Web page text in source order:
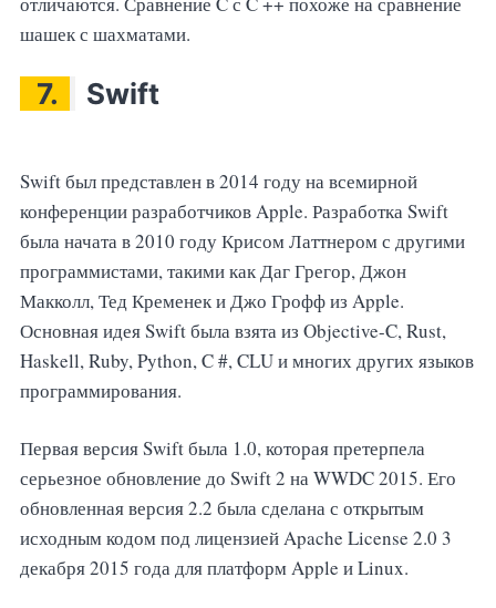
шашек с шахматами.
7. Swift
Swift был представлен в 2014 году на всемирной
конференции разработчиков Apple. Разработка Swift
была начата в 2010 году Крисом Латтнером с другими
программистами, такими как Даг Грегор, Джон
Макколл, Тед Кременек и Джо Грофф из Apple.
Основная идея Swift была взята из Objective-C, Rust,
Haskell, Ruby, Python, C #, CLU и многих других языков
программирования.
Первая версия Swift была 1.0, которая претерпела
серьезное обновление до Swift 2 на WWDC 2015. Его
обновленная версия 2.2 была сделана с открытым
исходным кодом под лицензией Apache License 2.0 3
декабря 2015 года для платформ Apple и Linux.